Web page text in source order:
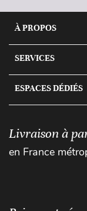
À PROPOS
SERVICES
ESPACES DÉDIÉS
Livraison à
en France